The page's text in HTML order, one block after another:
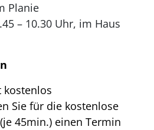
Planie
– 10.30 Uhr, im Haus
kostenlos
Sie für die kostenlose
45min.) einen Termin